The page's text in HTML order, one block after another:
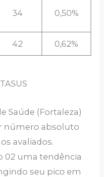
34 0,50%
42 0,62%
Saúde (Fortaleza)
número absoluto
avaliados.
02 uma tendência
seu pico em